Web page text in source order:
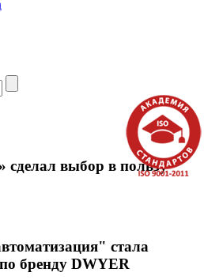
сделал выбор в пользу
стала
бренду DWYER